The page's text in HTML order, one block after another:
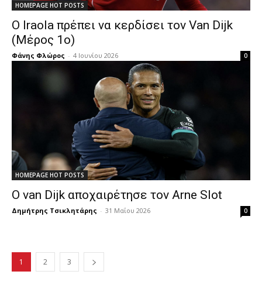
HOMEPAGE HOT POSTS
Ο Iraola πρέπει να κερδίσει τον Van Dijk
(Μέρος 1ο)
Φάνης Φλώρος - 4 Ιουνίου 2026 0
HOMEPAGE HOT POSTS
Ο van Dijk αποχαιρέτησε τον Arne Slot
Δημήτρης Τσικλητάρης - 31 Μαΐου 2026 0
1 2 3